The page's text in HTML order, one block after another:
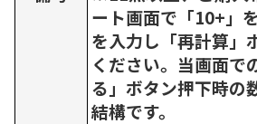
ート画面で「10+」
を入力し「再計算」
ください。当画面で
る」ボタン押下時の
結構です。